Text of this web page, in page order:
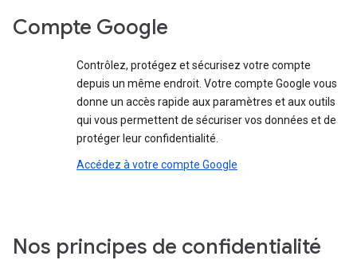
Compte Google
Contrôlez, protégez et sécurisez votre compte
depuis un même endroit. Votre compte Google vous
donne un accès rapide aux paramètres et aux outils
qui vous permettent de sécuriser vos données et de
protéger leur confidentialité.
Accédez à votre compte Google
Nos principes de confidentialité